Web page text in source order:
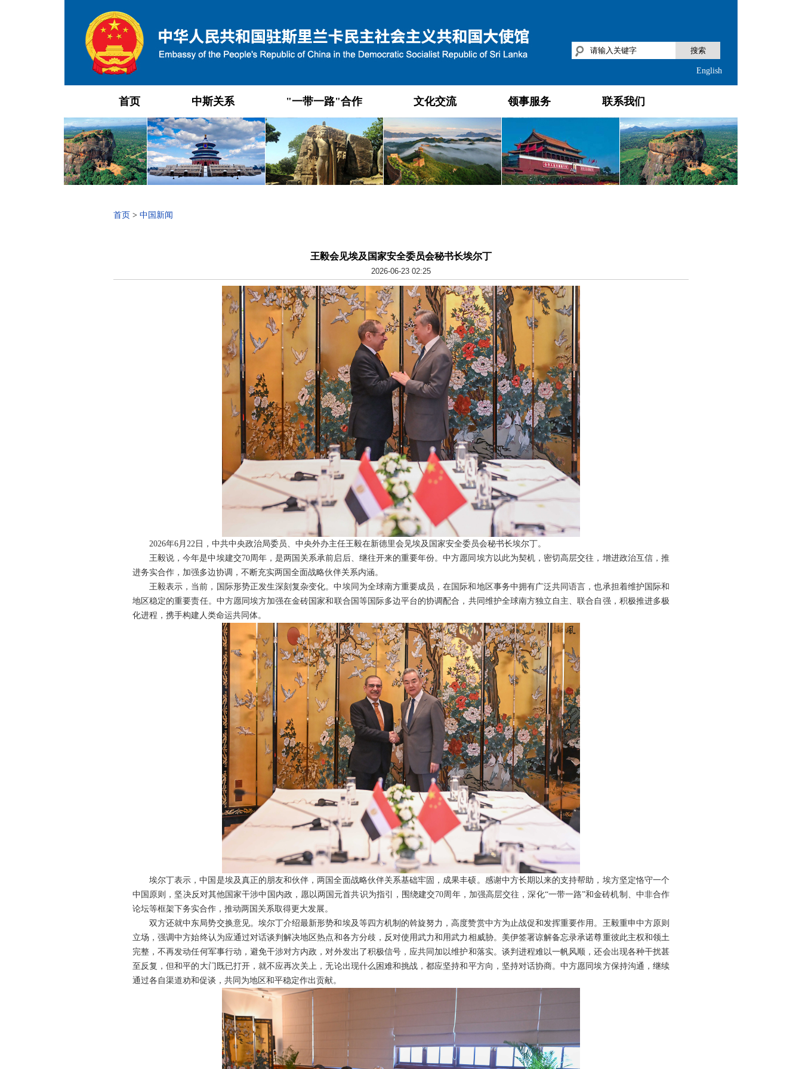
搜索
English
首页 中斯关系 "一带一路"合作 文化交流 领事服务 联系我们
首页 > 中国新闻
王毅会见埃及国家安全委员会秘书长埃尔丁
2026-06-23 02:25
2026年6月22日，中共中央政治局委员、中央外办主任王毅在新德里会见埃及国家安全委员会秘书长埃尔丁。
王毅说，今年是中埃建交70周年，是两国关系承前启后、继往开来的重要年份。中方愿同埃方以此为契机，密切高层交往，增进政治互信，推
进务实合作，加强多边协调，不断充实两国全面战略伙伴关系内涵。
王毅表示，当前，国际形势正发生深刻复杂变化。中埃同为全球南方重要成员，在国际和地区事务中拥有广泛共同语言，也承担着维护国际和
地区稳定的重要责任。中方愿同埃方加强在金砖国家和联合国等国际多边平台的协调配合，共同维护全球南方独立自主、联合自强，积极推进多极
化进程，携手构建人类命运共同体。
埃尔丁表示，中国是埃及真正的朋友和伙伴，两国全面战略伙伴关系基础牢固，成果丰硕。感谢中方长期以来的支持帮助，埃方坚定恪守一个
中国原则，坚决反对其他国家干涉中国内政，愿以两国元首共识为指引，围绕建交70周年，加强高层交往，深化“一带一路”和金砖机制、中非合作
论坛等框架下务实合作，推动两国关系取得更大发展。
双方还就中东局势交换意见。埃尔丁介绍最新形势和埃及等四方机制的斡旋努力，高度赞赏中方为止战促和发挥重要作用。王毅重申中方原则
立场，强调中方始终认为应通过对话谈判解决地区热点和各方分歧，反对使用武力和用武力相威胁。美伊签署谅解备忘录承诺尊重彼此主权和领土
完整，不再发动任何军事行动，避免干涉对方内政，对外发出了积极信号，应共同加以维护和落实。谈判进程难以一帆风顺，还会出现各种干扰甚
至反复，但和平的大门既已打开，就不应再次关上，无论出现什么困难和挑战，都应坚持和平方向，坚持对话协商。中方愿同埃方保持沟通，继续
通过各自渠道劝和促谈，共同为地区和平稳定作出贡献。